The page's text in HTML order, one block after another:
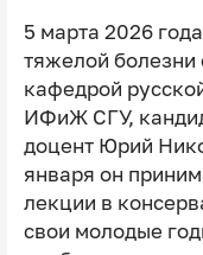
5 марта 2026
тяжелой
кафедрой
ИФиЖ СГУ,
доцент Юрий
января он
лекции в
свои молодые